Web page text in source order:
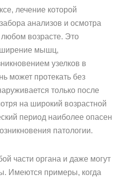
лечение которой
анализов и осмотра
любом возрасте. Это
мышц,
узелков в
может протекать без
только после
на широкий возрастной
период наиболее опасен
патологии.
части органа и даже могут
Имеются примеры, когда